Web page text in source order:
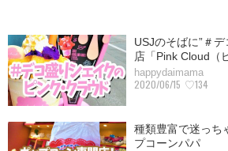
USJのそばに”＃
店「Pink Cloud（
happydaimama
2020/06/15 ♡134
種類豊富で迷っち
プコーンパパ